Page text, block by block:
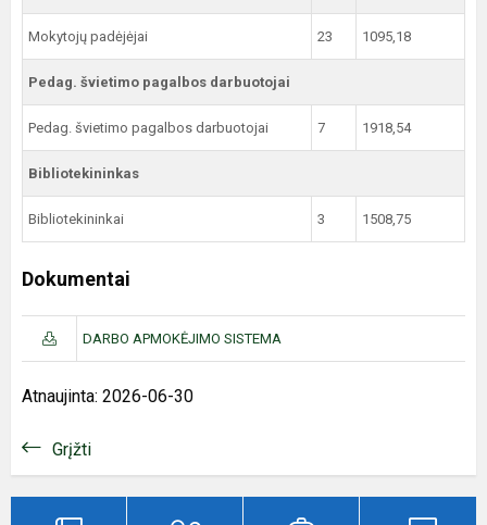
Mokytojų padėjėjai 23 1095,18
Pedag. švietimo pagalbos darbuotojai
Pedag. švietimo pagalbos darbuotojai 7 1918,54
Bibliotekininkas
Bibliotekininkai 3 1508,75
Dokumentai
DARBO APMOKĖJIMO SISTEMA
Atnaujinta: 2026-06-30
Grįžti